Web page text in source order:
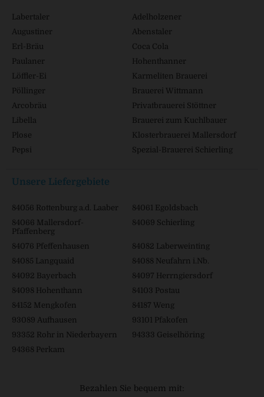
Labertaler
Adelholzener
Augustiner
Abenstaler
Erl-Bräu
Coca Cola
Paulaner
Hohenthanner
Löffler-Ei
Karmeliten Brauerei
Pöllinger
Brauerei Wittmann
Arcobräu
Privatbrauerei Stöttner
Libella
Brauerei zum Kuchlbauer
Plose
Klosterbrauerei Mallersdorf
Pepsi
Spezial-Brauerei Schierling
Unsere Liefergebiete
84056 Rottenburg a.d. Laaber
84061 Egoldsbach
84066 Mallersdorf-
Pfaffenberg
84069 Schierling
84076 Pfeffenhausen
84082 Laberweinting
84085 Langquaid
84088 Neufahrn i.Nb.
84092 Bayerbach
84097 Herrngiersdorf
84098 Hohenthann
84103 Postau
84152 Mengkofen
84187 Weng
93089 Aufhausen
93101 Pfakofen
93352 Rohr in Niederbayern
94333 Geiselhöring
94368 Perkam
Bezahlen Sie bequem mit: